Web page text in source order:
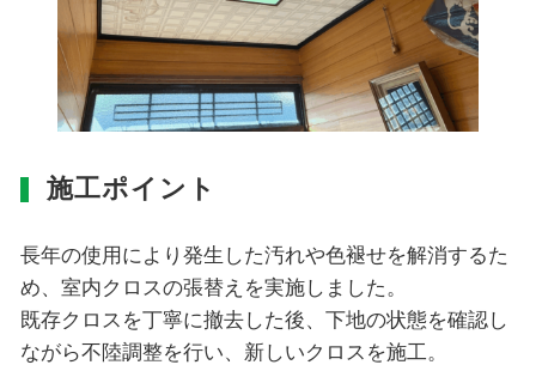
施工ポイント
長年の使用により発生した汚れや色褪せを解消するた
め、室内クロスの張替えを実施しました。
既存クロスを丁寧に撤去した後、下地の状態を確認し
ながら不陸調整を行い、新しいクロスを施工。